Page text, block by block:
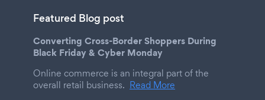
Featured Blog post
Converting Cross-Border Shoppers During
Black Friday & Cyber Monday
Online commerce is an integral part of the
overall retail business. Read More